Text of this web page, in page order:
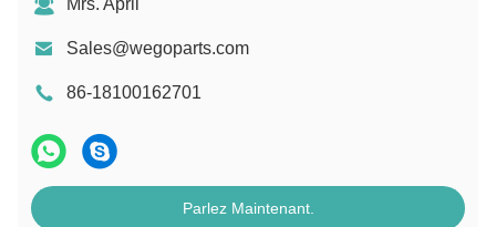
Mrs. April
Sales@wegoparts.com
86-18100162701
Parlez Maintenant.